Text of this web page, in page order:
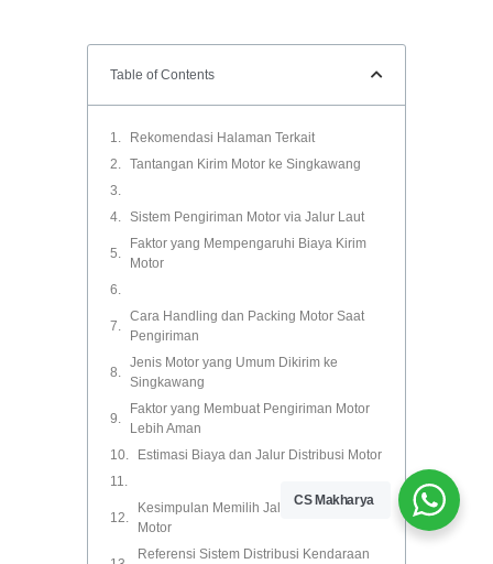
Table of Contents
Rekomendasi Halaman Terkait
Tantangan Kirim Motor ke Singkawang
Sistem Pengiriman Motor via Jalur Laut
Faktor yang Mempengaruhi Biaya Kirim
Motor
Cara Handling dan Packing Motor Saat
Pengiriman
Jenis Motor yang Umum Dikirim ke
Singkawang
Faktor yang Membuat Pengiriman Motor
Lebih Aman
Estimasi Biaya dan Jalur Distribusi Motor
Kesimpulan Memilih Jalur Pengiriman
Motor
Referensi Sistem Distribusi Kendaraan
CS Makharya